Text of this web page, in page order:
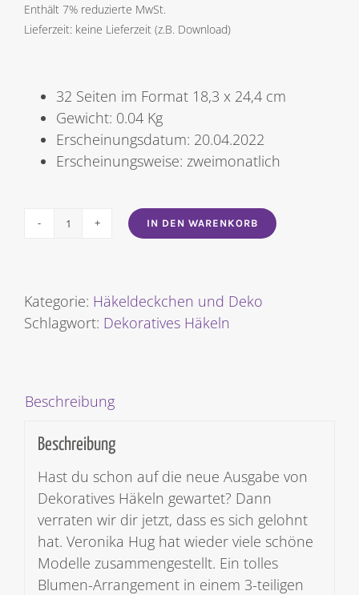
Enthält 7% reduzierte MwSt.
Lieferzeit: keine Lieferzeit (z.B. Download)
32 Seiten im Format 18,3 x 24,4 cm
Gewicht: 0.04 Kg
Erscheinungsdatum: 20.04.2022
Erscheinungsweise: zweimonatlich
Dekoratives
165
Menge
IN DEN WARENKORB
Kategorie: Häkeldeckchen und Deko
Schlagwort: Dekoratives Häkeln
Beschreibung
Beschreibung
Hast du schon auf die neue Ausgabe von
Dekoratives Häkeln gewartet? Dann
verraten wir dir jetzt, dass es sich gelohnt
hat. Veronika Hug hat wieder viele schöne
Modelle zusammengestellt. Ein tolles
Blumen-Arrangement in einem 3-teiligen